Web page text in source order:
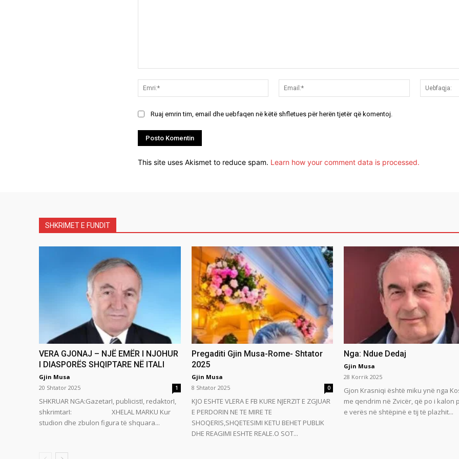
Emri:*
Email:*
Ruaj emrin tim, email dhe uebfaqen në këtë shfletues për herën tjetër që komentoj.
This site uses Akismet to reduce spam. Learn how your comment data is processed.
SHKRIMET E FUNDIT
VERA GJONAJ – NJË EMËR I NJOHUR
I DIASPORËS SHQIPTARE NË ITALI
Gjin Musa
20 Shtator 2025
1
SHKRUAR NGA:GazetarI, publicistI, redaktorI,
shkrimtarI: XHELAL MARKU Kur
studion dhe zbulon figura të shquara...
Pregaditi Gjin Musa-Rome- Shtator
2025
Gjin Musa
8 Shtator 2025
0
KJO ESHTE VLERA E FB KURE NJERZIT E ZGJUAR
E PERDORIN NE TE MIRE TE
SHOQERIS,SHQETESIMI KETU BEHET PUBLIK
DHE REAGIMI ESHTE REALE.O SOT...
Nga: Ndue Dedaj
Gjin Musa
28 Korrik 2025
Gjon Krasniqi është miku ynë nga
me qendrim në Zvicër, që po i kalon
e verës në shtëpinë e tij të plazhit...